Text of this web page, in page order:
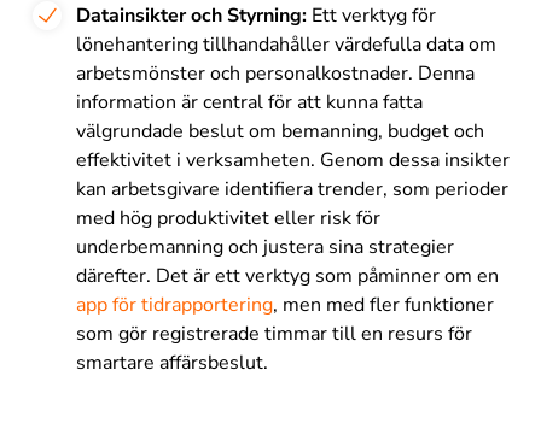
Datainsikter och Styrning: Ett verktyg för
lönehantering tillhandahåller värdefulla data om
arbetsmönster och personalkostnader. Denna
information är central för att kunna fatta
välgrundade beslut om bemanning, budget och
effektivitet i verksamheten. Genom dessa insikter
kan arbetsgivare identifiera trender, som perioder
med hög produktivitet eller risk för
underbemanning och justera sina strategier
därefter. Det är ett verktyg som påminner om en
app för tidrapportering, men med fler funktioner
som gör registrerade timmar till en resurs för
smartare affärsbeslut.